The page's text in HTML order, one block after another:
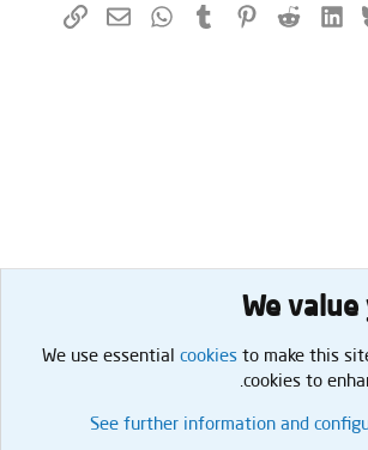
X
Bluesky
LinkedIn
Reddit
Pinterest
Tumblr
WhatsApp
البريد
We
We use essential cookies to make this
cookies to
See further information and